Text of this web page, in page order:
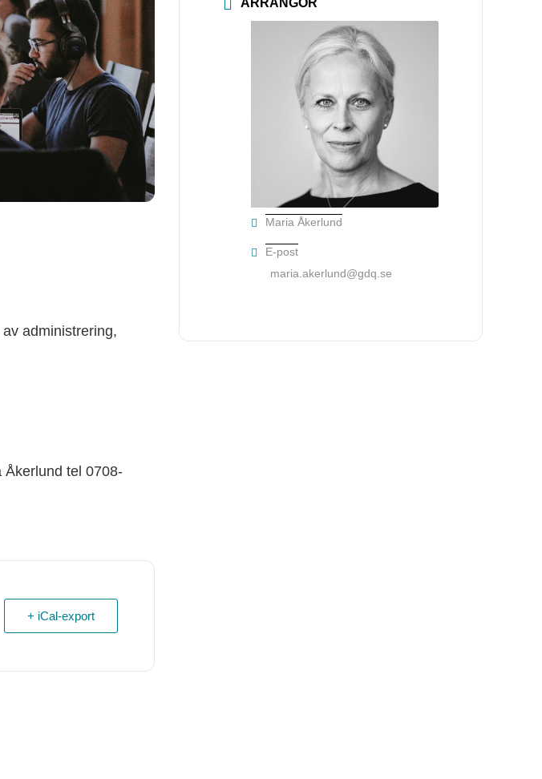
administrering,
Åkerlund tel 0708-
+ iCal-export
Maria Åkerlund
E-post
maria.akerlund@gdq.se